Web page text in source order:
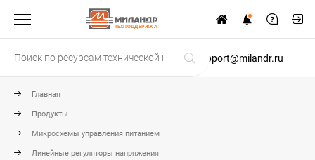
ТЕХПОДДЕРЖКА
support@milandr.ru
Главная
Продукты
Микросхемы управления питанием
Линейные регуляторы напряжения